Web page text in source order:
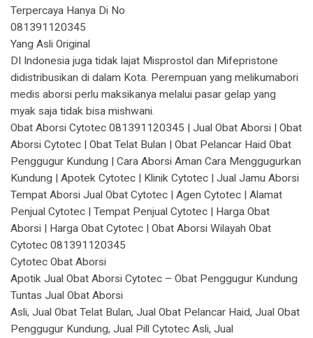
Terpercaya Hanya Di No
081391120345
Yang Asli Original
DI Indonesia juga tidak lajat Misprostol dan Mifepristone
didistribusikan di dalam Kota. Perempuan yang melikumabori
medis aborsi perlu maksikanya melalui pasar gelap yang
myak saja tidak bisa mishwani.
Obat Aborsi Cytotec 081391120345 | Jual Obat Aborsi | Obat
Aborsi Cytotec | Obat Telat Bulan | Obat Pelancar Haid Obat
Penggugur Kundung | Cara Aborsi Aman Cara Menggugurkan
Kundung | Apotek Cytotec | Klinik Cytotec | Jual Jamu Aborsi
Tempat Aborsi Jual Obat Cytotec | Agen Cytotec | Alamat
Penjual Cytotec | Tempat Penjual Cytotec | Harga Obat
Aborsi | Harga Obat Cytotec | Obat Aborsi Wilayah Obat
Cytotec 081391120345
Cytotec Obat Aborsi
Apotik Jual Obat Aborsi Cytotec – Obat Penggugur Kundung
Tuntas Jual Obat Aborsi
Asli, Jual Obat Telat Bulan, Jual Obat Pelancar Haid, Jual Obat
Penggugur Kundung, Jual Pill Cytotec Asli, Jual